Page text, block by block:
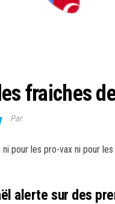
fraiches
Par
pour les pro-vax ni pour
alerte sur des